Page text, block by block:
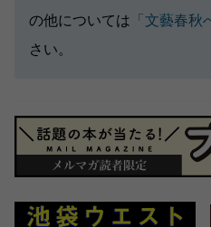
の他については 「文藝春秋
さい。